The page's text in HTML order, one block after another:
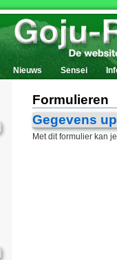
Nieuws Sensei
Formulieren
Gegevens
Met dit formulier kan